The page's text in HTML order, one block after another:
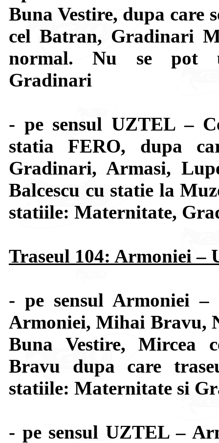
Buna Vestire, dupa care
cel Batran, Gradinari
normal. Nu se pot
Gradinari
- pe sensul UZTEL –
statia FERO, dupa
Gradinari, Armasi,
Balcescu cu statie la
statiile: Maternitate,
Traseul 104: Armoniei –
- pe sensul Armoniei
Armoniei, Mihai Bravu,
Buna Vestire, Mircea
Bravu dupa care
statiile: Maternitate si
- pe sensul UZTEL –